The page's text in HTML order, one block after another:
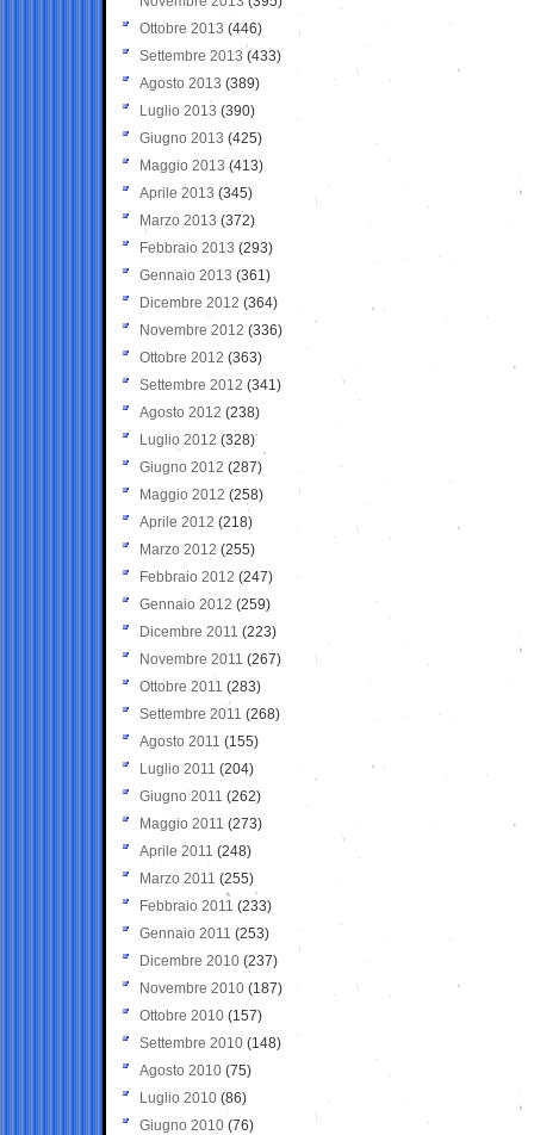
Ottobre 2013 (446)
Settembre 2013 (433)
Agosto 2013 (389)
Luglio 2013 (390)
Giugno 2013 (425)
Maggio 2013 (413)
Aprile 2013 (345)
Marzo 2013 (372)
Febbraio 2013 (293)
Gennaio 2013 (361)
Dicembre 2012 (364)
Novembre 2012 (336)
Ottobre 2012 (363)
Settembre 2012 (341)
Agosto 2012 (238)
Luglio 2012 (328)
Giugno 2012 (287)
Maggio 2012 (258)
Aprile 2012 (218)
Marzo 2012 (255)
Febbraio 2012 (247)
Gennaio 2012 (259)
Dicembre 2011 (223)
Novembre 2011 (267)
Ottobre 2011 (283)
Settembre 2011 (268)
Agosto 2011 (155)
Luglio 2011 (204)
Giugno 2011 (262)
Maggio 2011 (273)
Aprile 2011 (248)
Marzo 2011 (255)
Febbraio 2011 (233)
Gennaio 2011 (253)
Dicembre 2010 (237)
Novembre 2010 (187)
Ottobre 2010 (157)
Settembre 2010 (148)
Agosto 2010 (75)
Luglio 2010 (86)
Giugno 2010 (76)